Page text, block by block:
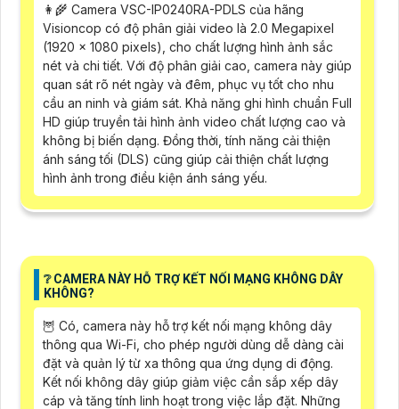
👩‍🌾 Camera VSC-IP0240RA-PDLS của hãng
Visioncop có độ phân giải video là 2.0 Megapixel
(1920 x 1080 pixels), cho chất lượng hình ảnh sắc
nét và chi tiết. Với độ phân giải cao, camera này giúp
quan sát rõ nét ngày và đêm, phục vụ tốt cho nhu
cầu an ninh và giám sát. Khả năng ghi hình chuẩn Full
HD giúp truyền tải hình ảnh video chất lượng cao và
không bị biến dạng. Đồng thời, tính năng cải thiện
ánh sáng tối (DLS) cũng giúp cải thiện chất lượng
hình ảnh trong điều kiện ánh sáng yếu.
❔ CAMERA NÀY HỖ TRỢ KẾT NỐI MẠNG KHÔNG DÂY
KHÔNG?
🦉 Có, camera này hỗ trợ kết nối mạng không dây
thông qua Wi-Fi, cho phép người dùng dễ dàng cài
đặt và quản lý từ xa thông qua ứng dụng di động.
Kết nối không dây giúp giảm việc cần sắp xếp dây
cáp và tăng tính linh hoạt trong việc lắp đặt. Những